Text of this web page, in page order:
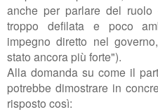
anche per parlare del
troppo defilata e poco
impegno diretto nel
stato ancora più forte").
Alla domanda su come il
potrebbe dimostrare in
risposto così: